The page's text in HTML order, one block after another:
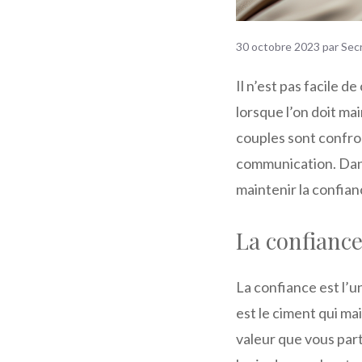
30 octobre 2023 par
Il n’est pas facile
lorsque l’on doit
couples sont
communication.
maintenir la
La
La confiance est
est le ciment qui
valeur que vous